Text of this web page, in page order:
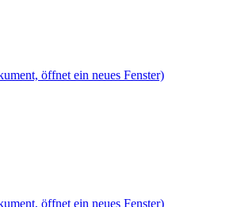
öffnet ein neues Fenster)
öffnet ein neues Fenster)